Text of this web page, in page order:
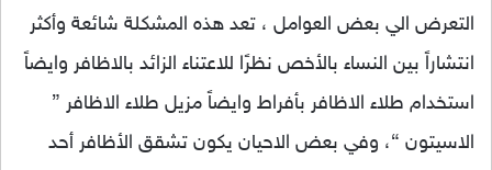
التعرض الي بعض العوامل ، تعد هذه المشكلة شائعة وأكثر
انتشاراً بين النساء بالأخص نظرًا للاعتناء الزائد بالاظافر وايضاً
استخدام طلاء الاظافر بأفراط وايضاً مزيل طلاء الاظافر ”
الاسيتون “، وفي بعض الاحيان يكون تشقق الأظافر أحد